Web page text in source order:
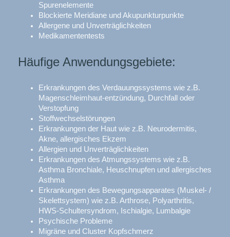
Spurenelemente
Blockierte Meridiane und Akupunkturpunkte
Allergene und Unverträglichkeiten
Medikamententests
Häufige Anwendungsgebiete:
Erkrankungen des Verdauungssystems wie z.B.
Magenschleimhaut-entzündung, Durchfall oder
Verstopfung
Stoffwechselstörungen
Erkrankungen der Haut wie z.B. Neurodermitis,
Akne, allergisches Ekzem
Allergien und Unverträglichkeiten
Erkrankungen des Atmungssystems wie z.B.
Asthma Bronchiale, Heuschnupfen und allergisches
Asthma
Erkrankungen des Bewegungsapparates (Muskel- /
Skelettsystem) wie z.B. Arthrose, Polyarthritis,
HWS-Schultersyndrom, Ischialgie, Lumbalgie
Psychische Probleme
Migräne und Cluster Kopfschmerz